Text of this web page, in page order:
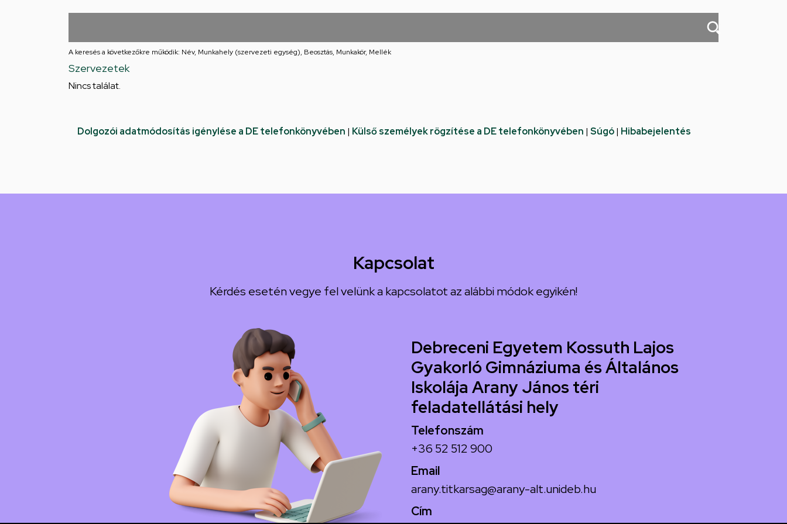
Iskolája
A keresés a következőkre működik: Név, Munkahely (szervezeti egység), Beosztás, Munkakör, Mellék
Szervezetek
Nincs találat.
Dolgozói adatmódosítás igénylése a DE telefonkönyvében | Külső személyek rögzítése a DE telefonkönyvében | Súgó| Hibabejelentés
Kapcsolat
Kérdés esetén vegye fel velünk a kapcsolatot az alábbi módok egyikén!
Debreceni Egyetem Kossuth Lajos
Gyakorló Gimnáziuma és Általános
Iskolája Arany János téri
feladatellátási hely
Telefonszám
+36 52 512 900
Email
arany.titkarsag@arany-alt.unideb.hu
Cím